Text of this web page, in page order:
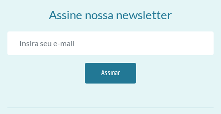
Assine nossa newsletter
Assinar